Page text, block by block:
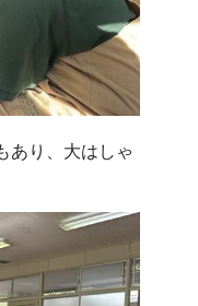
あり、大はしゃ